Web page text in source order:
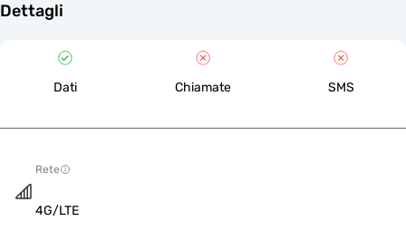
Dettagli
Dati Chiamate SMS
Rete
4G/LTE